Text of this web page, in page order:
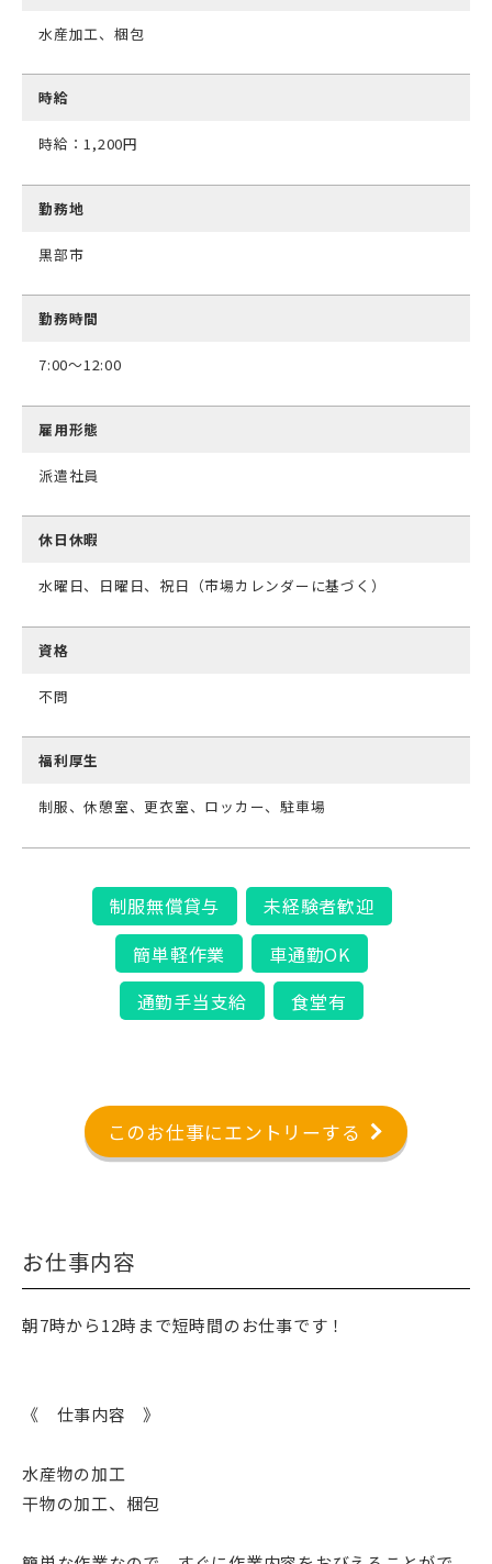
水産加工、梱包
時給
時給：1,200円
勤務地
黒部市
勤務時間
7:00～12:00
雇用形態
派遣社員
休日休暇
水曜日、日曜日、祝日（市場カレンダーに基づく）
資格
不問
福利厚生
制服、休憩室、更衣室、ロッカー、駐車場
制服無償貸与
未経験者歓迎
簡単軽作業
車通勤OK
通勤手当支給
食堂有
このお仕事にエントリーする
お仕事内容
朝7時から12時まで短時間のお仕事です！
《 仕事内容 》
水産物の加工
干物の加工、梱包